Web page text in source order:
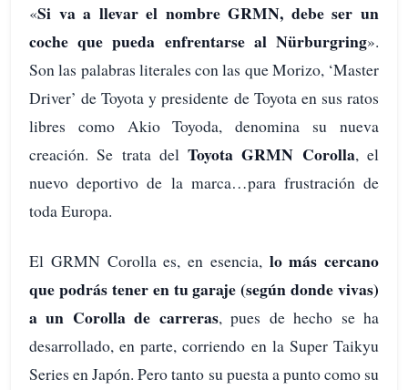
«Si va a llevar el nombre GRMN, debe ser un
coche que pueda enfrentarse al Nürburgring».
Son las palabras literales con las que Morizo, ‘Master
Driver’ de Toyota y presidente de Toyota en sus ratos
libres como Akio Toyoda, denomina su nueva
creación. Se trata delToyota GRMN Corolla, el
nuevo deportivo de la marca…para frustración de
toda Europa.
El GRMN Corolla es, en esencia, lo más cercano
que podrás tener en tu garaje (según donde vivas)
a un Corolla de carreras, pues de hecho se ha
desarrollado, en parte, corriendo en la Super Taikyu
Series en Japón. Pero tanto su puesta a punto como su